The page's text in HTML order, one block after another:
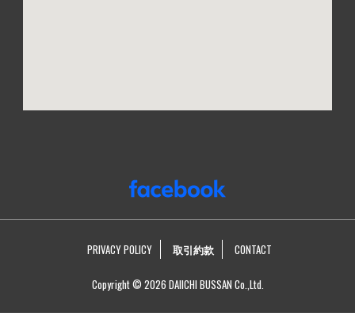
PRIVACY POLICY 取引約款 CONTACT
Copyright © 2026 DAIICHI BUSSAN Co.,Ltd.